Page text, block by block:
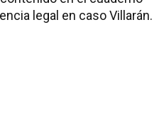
legal en caso Villarán.